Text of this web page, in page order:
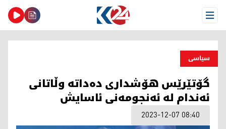
Open Menu
سیاسی
گۆتێرێس هۆشداری دەداتە وڵاتانی
ئەندام لە ئەنجومەنی ئاسایش
2023-12-07 08:40